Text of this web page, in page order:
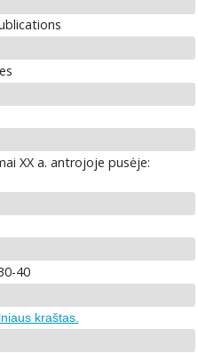
XX a. antrojoje pusėje:
40
kraštas.